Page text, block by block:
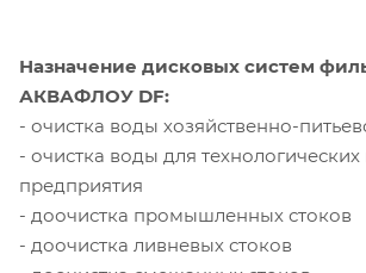
Назначение дисковых систем
АКВАФЛОУ DF:
- очистка воды хозяйственно-
- очистка воды для
предприятия
- доочистка промышленных стоков
- доочистка ливневых стоков